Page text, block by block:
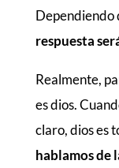
Dependiendo
respuesta
Realmente,
es dios.
claro, dios es
hablamos de